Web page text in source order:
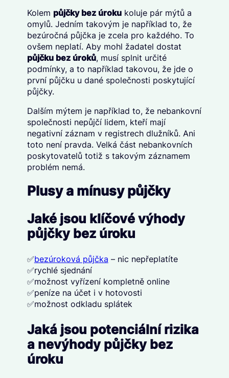
Kolem půjčky bez úrokukoluje pár mýtů a
omylů. Jedním takovým je například to, že
bezúročná půjčka je zcela pro každého. To
ovšem neplatí. Aby mohl žadatel dostat
půjčku bez úroků, musí splnit určité
podmínky, a to například takovou, že jde o
první půjčku u dané společnosti poskytující
půjčky.
Dalším mýtem je například to, že nebankovní
společnosti nepůjčí lidem, kteří mají
negativní záznam v registrech dlužníků. Ani
toto není pravda. Velká část nebankovních
poskytovatelů totiž s takovým záznamem
problém nemá.
Plusy a mínusy půjčky
Jaké jsou klíčové výhody
půjčky bez úroku
✅bezúroková půjčka – nic nepřeplatíte
✅rychlé sjednání
✅možnost vyřízení kompletně online
✅peníze na účet i v hotovosti
✅možnost odkladu splátek
Jaká jsou potenciální rizika
a nevýhody půjčky bez
úroku